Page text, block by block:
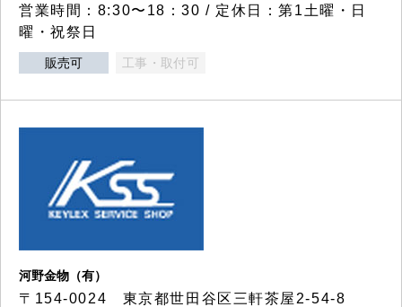
営業時間：8:30〜18：30 / 定休日：第1土曜・日
曜・祝祭日
販売可 工事・取付可
河野金物（有）
〒154-0024 東京都世田谷区三軒茶屋2-54-8